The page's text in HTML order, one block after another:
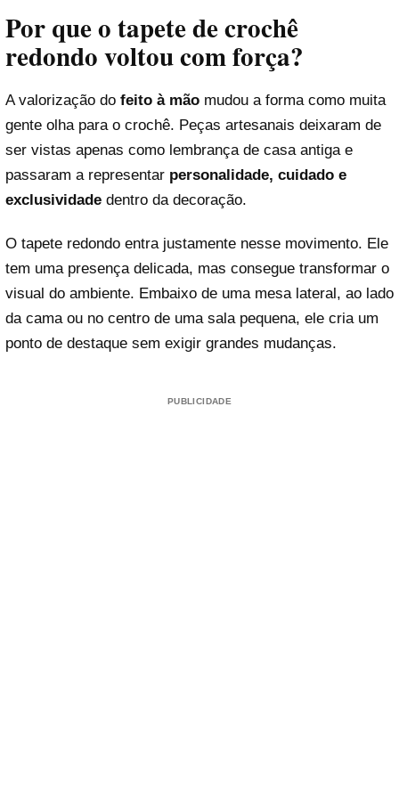
Por que o tapete de crochê
redondo voltou com força?
A valorização do feito à mão mudou a forma como muita
gente olha para o crochê. Peças artesanais deixaram de
ser vistas apenas como lembrança de casa antiga e
passaram a representar personalidade, cuidado e
exclusividade dentro da decoração.
O tapete redondo entra justamente nesse movimento. Ele
tem uma presença delicada, mas consegue transformar o
visual do ambiente. Embaixo de uma mesa lateral, ao lado
da cama ou no centro de uma sala pequena, ele cria um
ponto de destaque sem exigir grandes mudanças.
PUBLICIDADE